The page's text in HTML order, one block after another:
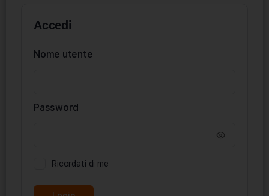
Accedi
Nome utente
Password
Ricordati di me